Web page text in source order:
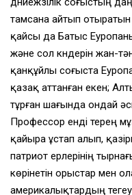
тамсана айтып
қайсы да Батыс
және сол күндерін жан-
қанқұйлы соғыста
қазақ аттанған екен;
тұрған шағында ондай
Профессор енді терең
қайыра ұстап алып,
патриот ерлерінің
көрінетін орыстар мен
америкалықтардың